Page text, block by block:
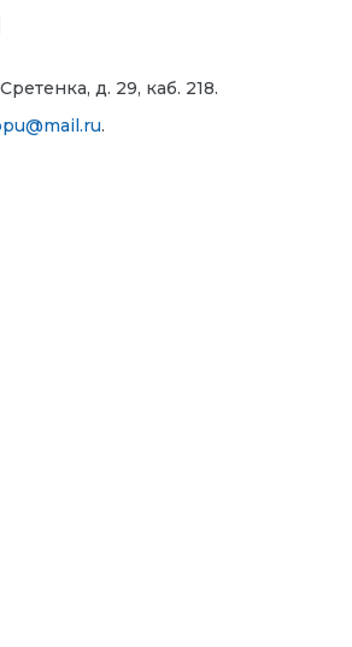
д. 29, каб. 218.
.